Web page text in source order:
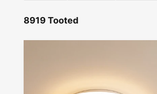
8919 Tooted